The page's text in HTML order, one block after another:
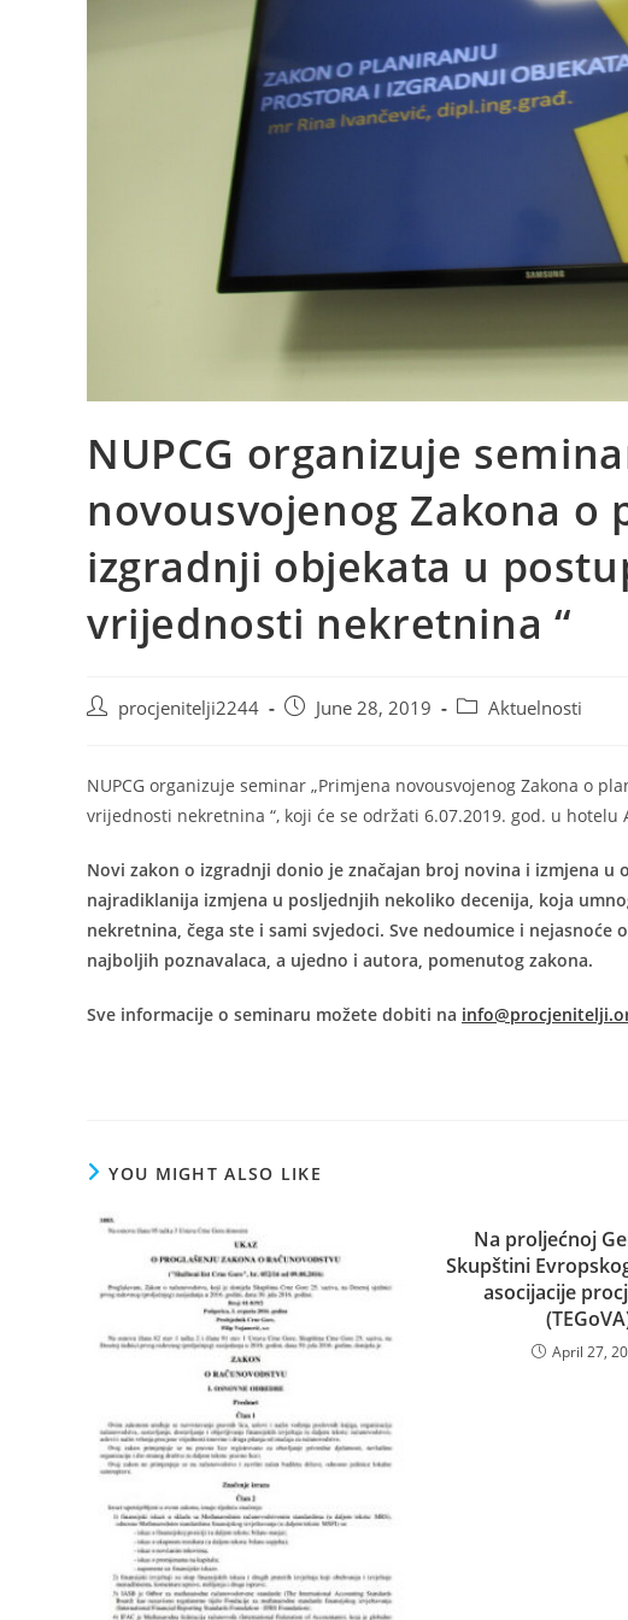
NUPCG organizuje
novousvojenog Zakona
izgradnji objekata u
vrijednosti nekretnina “
Post procjenitelji2244
Post June 28, 2019
Post Aktuelnosti
NUPCG organizuje seminar „Primjena novousvojenog Zakona o
vrijednosti nekretnina “, koji će se održati 6.07.2019. god. u hotelu
Novi zakon o izgradnji donio je značajan broj novina i izmjena
najradiklanija izmjena u posljednjih nekoliko decenija, koja
nekretnina, čega ste i sami svjedoci. Sve nedoumice i nejasnoće
najboljih poznavalaca, a ujedno i autora, pomenutog zakona.
Sve informacije o seminaru možete dobiti na
YOU MIGHT ALSO LIKE
Na proljećnoj
Skupštini
asocijacije
April 27,